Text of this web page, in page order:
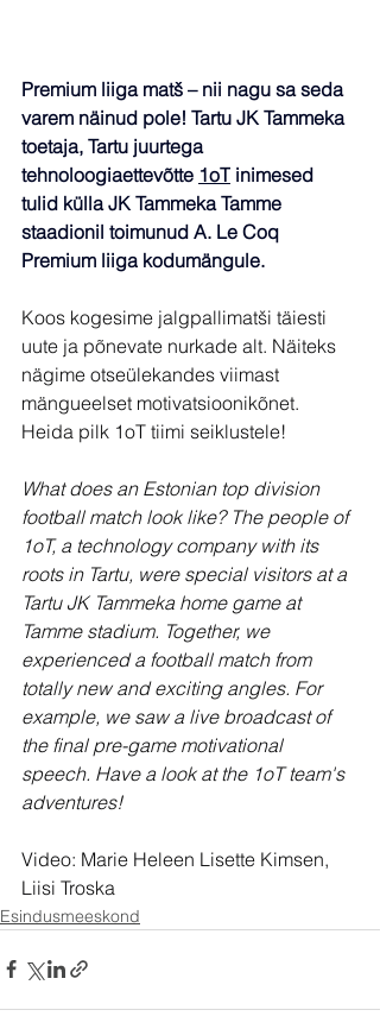
Premium liiga matš – nii nagu sa seda
varem näinud pole! Tartu JK Tammeka
toetaja, Tartu juurtega
tehnoloogiaettevõtte 1oT inimesed
tulid külla JK Tammeka Tamme
staadionil toimunud A. Le Coq
Premium liiga kodumängule.
Koos kogesime jalgpallimatši täiesti
uute ja põnevate nurkade alt. Näiteks
nägime otseülekandes viimast
mängueelset motivatsioonikõnet.
Heida pilk 1oT tiimi seiklustele!
What does an Estonian top division
football match look like? The people of
1oT, a technology company with its
roots in Tartu, were special visitors at a
Tartu JK Tammeka home game at
Tamme stadium. Together, we
experienced a football match from
totally new and exciting angles. For
example, we saw a live broadcast of
the final pre-game motivational
speech. Have a look at the 1oT team's
adventures!
Video: Marie Heleen Lisette Kimsen,
Liisi Troska
Esindusmeeskond